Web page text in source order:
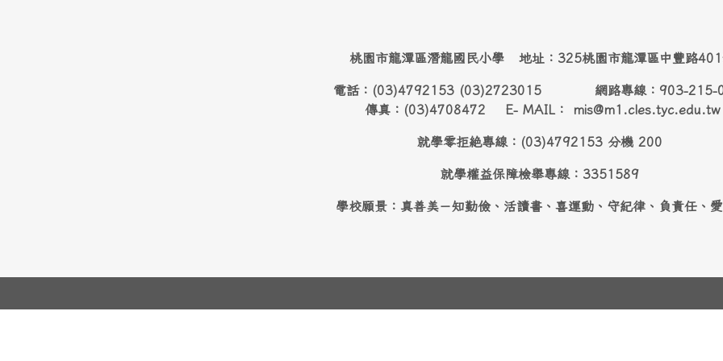
桃園市龍潭區潛龍國民小學 地址：325桃園市龍潭區中豐路
電話：(03)4792153 (03)2723015 網路專線：903-215-
傳真：(03)4708472 E- MAIL： mis@m1.cles.tyc.edu.tw
就學零拒絶專線：(03)4792153 分機 200
就學權益保障檢舉專線：3351589
學校願景：真善美－知勤儉、活讀書、喜運動、守紀律、負責任、